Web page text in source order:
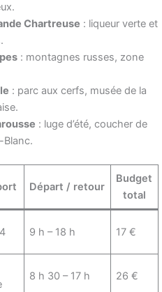
Chartreuse : liqueur verte et
: montagnes russes, zone
: parc aux cerfs, musée de la
: luge d’été, coucher de
Blanc.
Départ / retour
Budget
total
9 h – 18 h 17 €
8 h 30 – 17 h 26 €